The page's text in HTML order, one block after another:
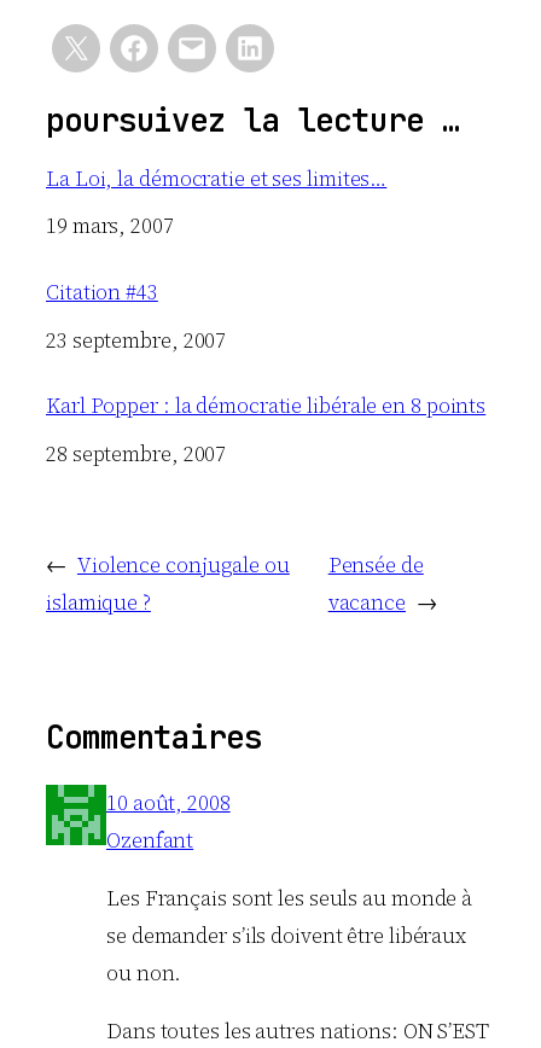
poursuivez la lecture …
La Loi, la démocratie et ses limites…
Date
19 mars, 2007
Citation #43
Date
23 septembre, 2007
Karl Popper : la démocratie libérale en 8 points
Date
28 septembre, 2007
← Violence conjugale ou
islamique ?
Pensée de
vacance →
Commentaires
10 août, 2008
Ozenfant
Les Français sont les seuls au monde à
se demander s’ils doivent être libéraux
ou non.
Dans toutes les autres nations: ON S’EST